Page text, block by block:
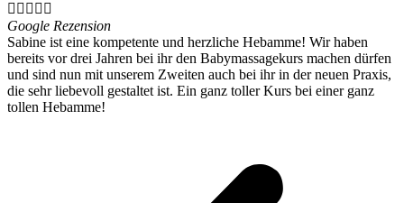
    
Google Rezension
Sabine ist eine kompetente und herzliche Hebamme! Wir haben
bereits vor drei Jahren bei ihr den Babymassagekurs machen dürfen
und sind nun mit unserem Zweiten auch bei ihr in der neuen Praxis,
die sehr liebevoll gestaltet ist. Ein ganz toller Kurs bei einer ganz
tollen Hebamme!